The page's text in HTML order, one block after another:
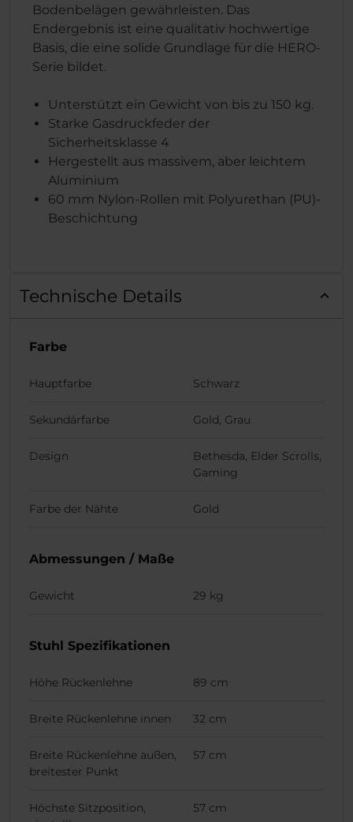
Bodenbelägen gewährleisten. Das
Endergebnis ist eine qualitativ hochwertige
Basis, die eine solide Grundlage für die HERO-
Serie bildet.
Unterstützt ein Gewicht von bis zu 150 kg.
Starke Gasdruckfeder der
Sicherheitsklasse 4
Hergestellt aus massivem, aber leichtem
Aluminium
60 mm Nylon-Rollen mit Polyurethan (PU)-
Beschichtung
Technische Details
Farbe
Hauptfarbe Schwarz
Sekundärfarbe Gold, Grau
Design
Bethesda, Elder Scrolls,
Gaming
Farbe der Nähte Gold
Abmessungen / Maße
Gewicht 29 kg
Stuhl Spezifikationen
Höhe Rückenlehne 89 cm
Breite Rückenlehne innen 32 cm
Breite Rückenlehne außen,
breitester Punkt
57 cm
Höchste Sitzposition,
57 cm